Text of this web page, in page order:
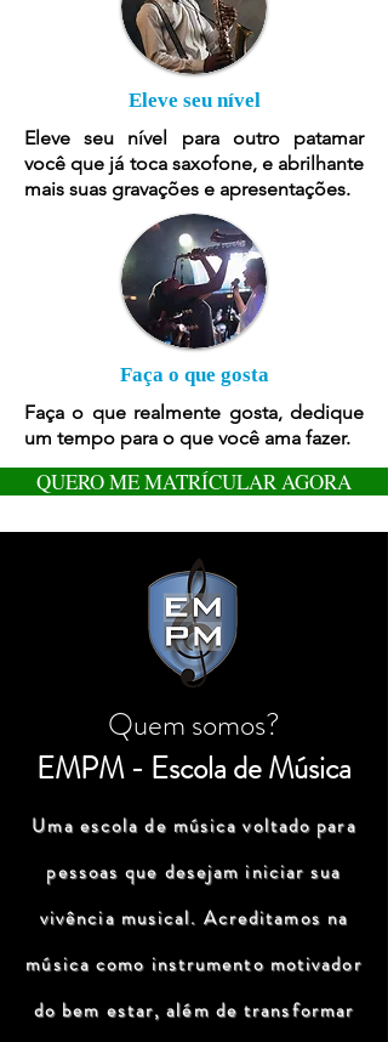
Eleve seu nível
Eleve seu nível para outro patamar
você que já toca saxofone, e abrilhante
mais suas gravações e apresentações.
Faça o que gosta
Faça o que realmente gosta, dedique
um tempo para o que você ama fazer.
QUERO ME MATRÍCULAR AGORA
Quem somos?
EMPM - Escola de Música
Uma escola de música voltado para
pessoas que desejam iniciar sua
vivência musical. Acreditamos na
música como instrumento motivador
do bem estar, além de transformar